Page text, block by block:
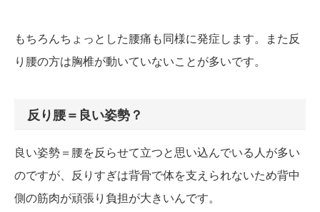
もちろんちょっとした腰痛も同様に発症します。また反
り腰の方は胸椎が動いていないことが多いです。
反り腰＝良い姿勢？
良い姿勢＝腰を反らせて立つと思い込んでいる人が多い
のですが、反りすぎは背骨で体を支えられないため背中
側の筋肉が頑張り負担が大きいんです。